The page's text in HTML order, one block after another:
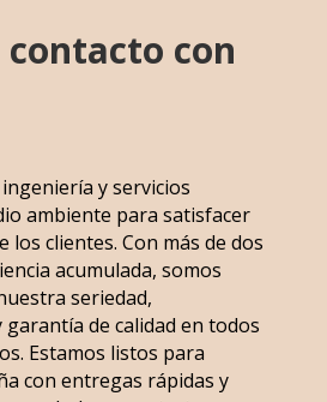
contacto con
y servicios
ambiente para satisfacer
los clientes. Con más de dos
acumulada, somos
seriedad,
de calidad en todos
Estamos listos para
con entregas rápidas y